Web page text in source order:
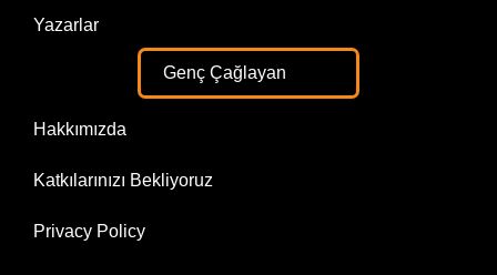
Yazarlar
Genç Çağlayan
Hakkımızda
Katkılarınızı Bekliyoruz
Privacy Policy